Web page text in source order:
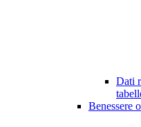
Dati
Benessere